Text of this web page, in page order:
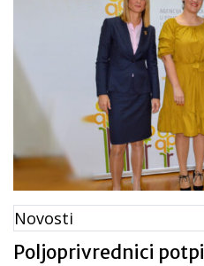
Novosti
Poljoprivrednici